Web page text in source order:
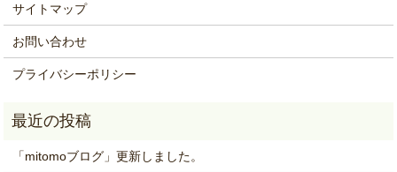
サイトマップ
お問い合わせ
プライバシーポリシー
「mitomoブログ」更新しました。